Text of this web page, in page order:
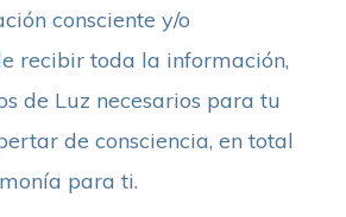
consciente y/o
recibir toda la información,
de Luz necesarios para tu
de consciencia, en total
para ti.